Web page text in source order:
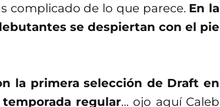
complicado de lo que parece. En la
se despiertan con el pie
la primera selección de Draft en
regular… ojo aquí Caleb